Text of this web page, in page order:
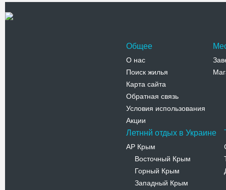
Общее
О нас
Поиск жилья
Карта сайта
Обратная связь
Условия использования
Акции
Летннй отдых в Украине
АР Крым
Восточный Крым
Горный Крым
Западный Крым